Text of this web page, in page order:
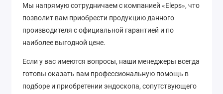
Мы напрямую сотрудничаем с компанией «Eleps», что
позволит вам приобрести продукцию данного
производителя с официальной гарантией и по
наиболее выгодной цене.
Если у вас имеются вопросы, наши менеджеры всегда
готовы оказать вам профессиональную помощь в
подборе и приобретении эндоскопа, сопутствующего